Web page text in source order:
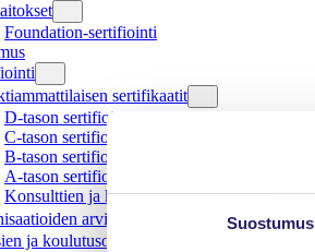
Suostumus
Foundation-sertifiointi
sertifikaatit
D-tason sertifiointi
C-tason sertifiointi
B-tason sertifiointi
A-tason sertifiointi
Konsulttien ja kouluttajien sertifiointi
arviointi ja sertifiointi
ja koulutusohjelmien rekisteröinti